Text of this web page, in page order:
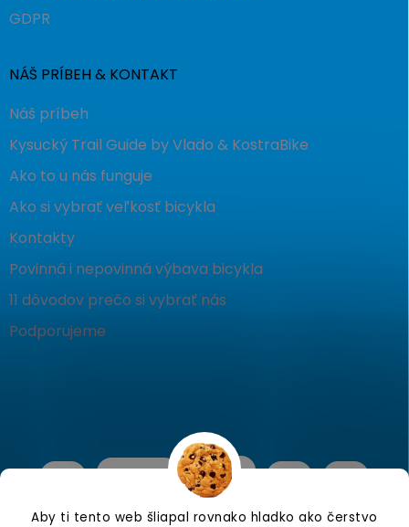
Aby ti tento web šliapal rovnako hladko ako čerstvo
GDPR
NÁŠ PRÍBEH & KONTAKT
Náš príbeh
Kysucký Trail Guide by Vlado & KostraBike
Ako to u nás funguje
Ako si vybrať veľkosť bicykla
Kontakty
Povinná i nepovinná výbava bicykla
11 dôvodov prečo si vybrať nás
Podporujeme